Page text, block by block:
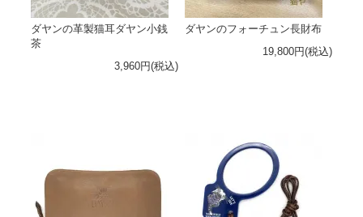
ダヤンの革製猫耳ダヤン小銭
茶
3,960円(税込)
ダヤンのフォーチュン長財布
19,800円(税込)